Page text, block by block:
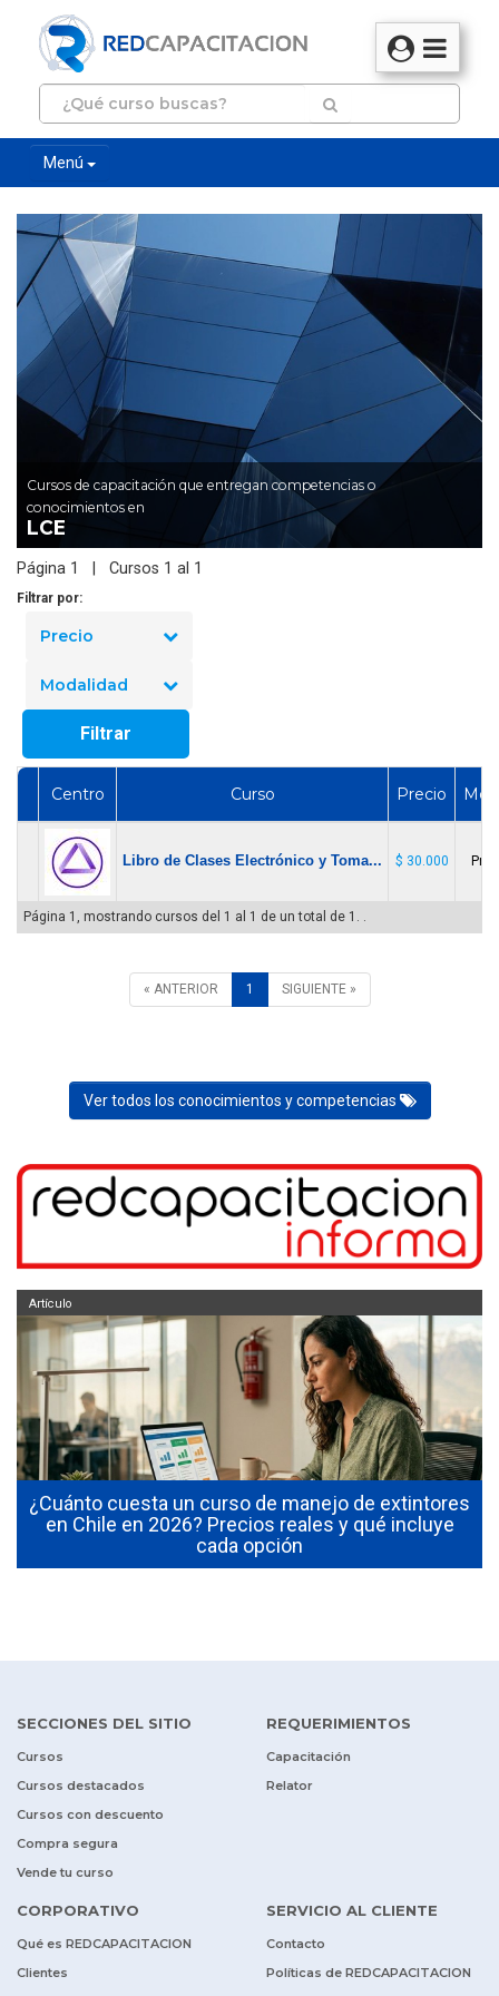
Menú
Cursos de capacitación que entregan competencias o
conocimientos en
LCE
Página 1 | Cursos 1 al 1
Filtrar por:
Precio
Modalidad
Filtrar
Centro Curso Precio
Libro de Clases Electrónico y Toma... $ 30.000
Página 1, mostrando cursos del 1 al 1 de un total de 1. .
« ANTERIOR 1 SIGUIENTE »
Ver todos los conocimientos y competencias
¿Cuánto cuesta un curso de manejo de extintores
en Chile en 2026? Precios reales y qué incluye
cada opción
Artículo
SECCIONES DEL SITIO
Cursos
Cursos destacados
Cursos con descuento
Compra segura
Vende tu curso
REQUERIMIENTOS
Capacitación
Relator
CORPORATIVO
Qué es REDCAPACITACION
Clientes
SERVICIO AL CLIENTE
Contacto
Políticas de REDCAPACITACION